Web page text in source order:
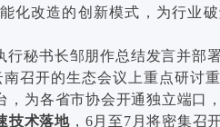
化改造的创新模式，为行业
秘书长邹朋作总结发言并部
南召开的生态会议上重点研讨
，为各省市协会开通独立端口
技术落地，6月至7月将密集召